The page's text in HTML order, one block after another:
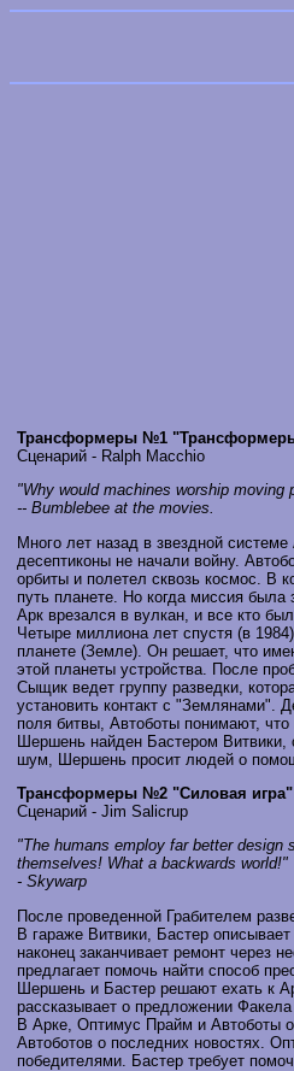
Трансформеры №1
Сценарий - Ralph Macchio
"Why would machines worship moving
-- Bumblebee at the movies.
Много лет назад в звездной
десептиконы не начали войну.
орбиты и полетел сквозь космос. В
путь планете. Но когда миссия
Арк врезался в вулкан, и все кто
Четыре миллиона лет спустя (в
планете (Земле). Он решает, что
этой планеты устройства. После
Сыщик ведет группу разведки,
установить контакт с "Землянами".
поля битвы, Автоботы понимают,
Шершень найден Бастером Витвики,
шум, Шершень просит людей о
Трансформеры №2 "Силовая игра"
Сценарий - Jim Salicrup
"The humans employ far better design
themselves! What a backwards world!"
- Skywarp
После проведенной Грабителем
В гараже Витвики, Бастер
наконец заканчивает ремонт через
предлагает помочь найти способ
Шершень и Бастер решают ехать к
рассказывает о предложении
В Арке, Оптимус Прайм и Автоботы
Автоботов о последних новостях.
победителями. Бастер требует